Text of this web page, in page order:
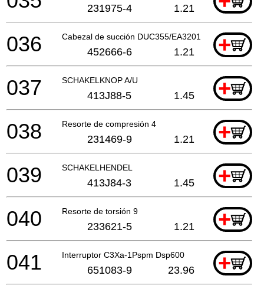
231975-4 1.21
Cabezal de succión DUC355/EA3201S A +
036 452666-6 1.21
SCHAKELKNOP A/U +
037 413J88-5 1.45
Resorte de compresión 4 +
038 231469-9 1.21
SCHAKELHENDEL +
039 413J84-3 1.45
Resorte de torsión 9 +
040 233621-5 1.21
Interruptor C3Xa-1Pspm Dsp600 +
041 651083-9 23.96